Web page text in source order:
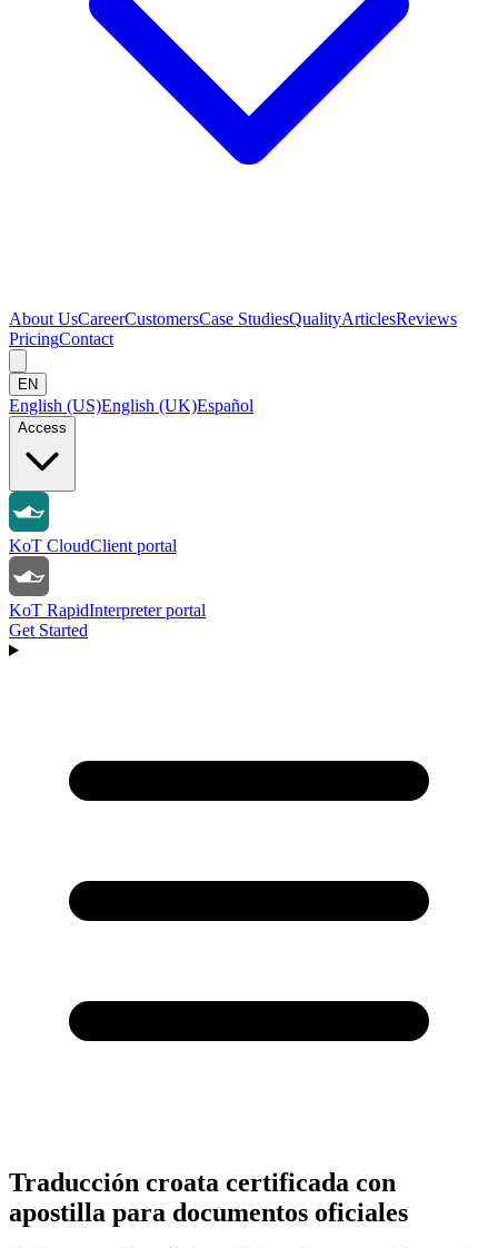
About UsCareerCustomersCase StudiesQualityArticlesReviews
PricingContact
EN
English (US)English (UK)Español
Access
KoT CloudClient portal
KoT RapidInterpreter portal
Get Started
Traducción croata certificada con
apostilla para documentos oficiales